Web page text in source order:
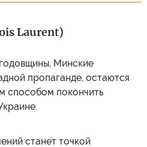
Laurent)
Минские
пропаганде, остаются
способом покончить
станет точкой